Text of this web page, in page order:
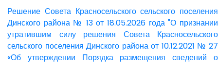
Решение Совета Красносельского сельского поселения
Динского района № 13 от 18.05.2026 года "О признании
утратившим силу решения Совета Красносельского
сельского поселения Динского района от 10.12.2021 № 27
«Об утверждении Порядка размещения сведений о